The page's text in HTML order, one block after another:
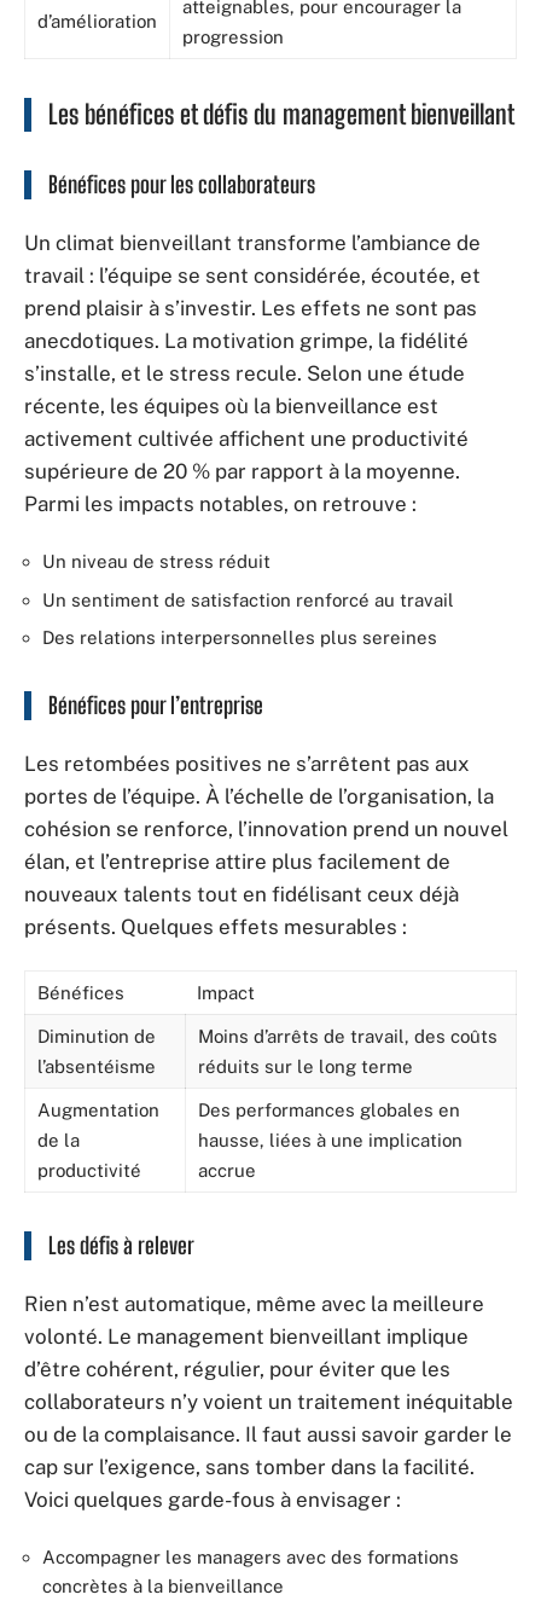
d’amélioration
atteignables, pour encourager la
progression
Les bénéfices et défis du management bienveillant
Bénéfices pour les collaborateurs
Un climat bienveillant transforme l’ambiance de
travail : l’équipe se sent considérée, écoutée, et
prend plaisir à s’investir. Les effets ne sont pas
anecdotiques. La motivation grimpe, la fidélité
s’installe, et le stress recule. Selon une étude
récente, les équipes où la bienveillance est
activement cultivée affichent une productivité
supérieure de 20 % par rapport à la moyenne.
Parmi les impacts notables, on retrouve :
Un niveau de stress réduit
Un sentiment de satisfaction renforcé au travail
Des relations interpersonnelles plus sereines
Bénéfices pour l’entreprise
Les retombées positives ne s’arrêtent pas aux
portes de l’équipe. À l’échelle de l’organisation, la
cohésion se renforce, l’innovation prend un nouvel
élan, et l’entreprise attire plus facilement de
nouveaux talents tout en fidélisant ceux déjà
présents. Quelques effets mesurables :
Bénéfices Impact
Diminution de
l’absentéisme
Moins d’arrêts de travail, des coûts
réduits sur le long terme
Augmentation
de la
productivité
Des performances globales en
hausse, liées à une implication
accrue
Les défis à relever
Rien n’est automatique, même avec la meilleure
volonté. Le management bienveillant implique
d’être cohérent, régulier, pour éviter que les
collaborateurs n’y voient un traitement inéquitable
ou de la complaisance. Il faut aussi savoir garder le
cap sur l’exigence, sans tomber dans la facilité.
Voici quelques garde-fous à envisager :
Accompagner les managers avec des formations
concrètes à la bienveillance